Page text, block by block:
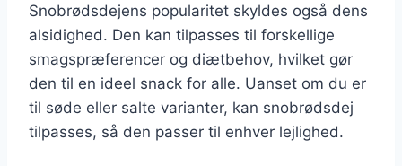
Snobrødsdejens popularitet skyldes også dens
alsidighed. Den kan tilpasses til forskellige
smagspræferencer og diætbehov, hvilket gør
den til en ideel snack for alle. Uanset om du er
til søde eller salte varianter, kan snobrødsdej
tilpasses, så den passer til enhver lejlighed.